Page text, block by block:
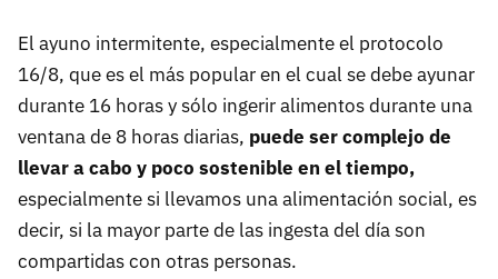
El ayuno intermitente, especialmente el protocolo
16/8, que es el más popular en el cual se debe ayunar
durante 16 horas y sólo ingerir alimentos durante una
ventana de 8 horas diarias, puede ser complejo de
llevar a cabo y poco sostenible en el tiempo,
especialmente si llevamos una alimentación social, es
decir, si la mayor parte de las ingesta del día son
compartidas con otras personas.